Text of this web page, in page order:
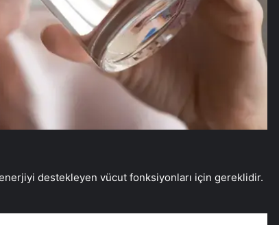
destekleyen vücut fonksiyonları için gereklidir.